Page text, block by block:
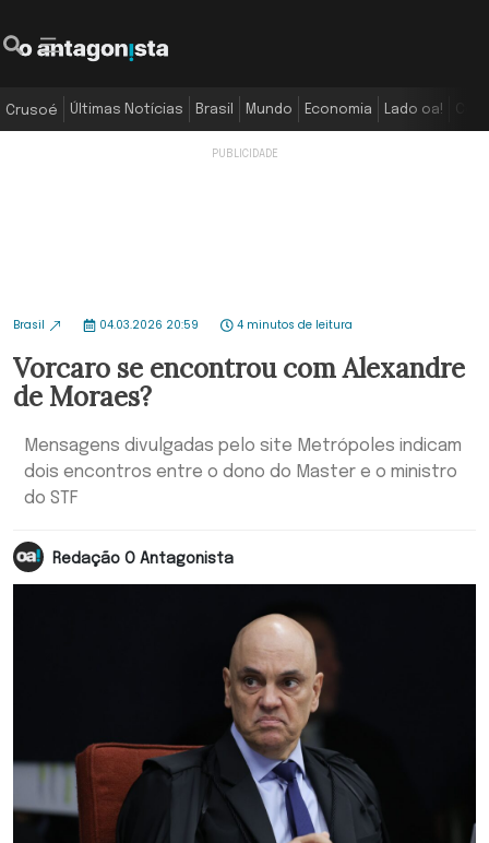
Crusoé Últimas Notícias Brasil Mundo Economia Lado oa!
Brasil 04.03.2026 20:59 4 minutos de leitura
Vorcaro se encontrou com Alexandre
de Moraes?
Mensagens divulgadas pelo site Metrópoles indicam
dois encontros entre o dono do Master e o ministro
do STF
Redação O Antagonista